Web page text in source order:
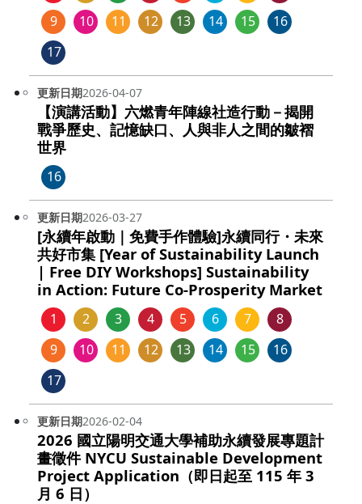
9
10 11 12 13 14 15
16
17
更新日期2026-04-07
【演講活動】六燃青年陣線社造行動－揭開
戰爭歷史、記憶缺口、人與非人之間的皺褶
世界
16
更新日期2026-03-27
[永續年啟動｜免費手作體驗]永續同行・未來
共好市集 [Year of Sustainability Launch
| Free DIY Workshops] Sustainability
in Action: Future Co-Prosperity Market
1 2 3 4 5 6 7
8
9
10 11 12 13 14 15
16
17
更新日期2026-02-04
2026 國立陽明交通大學補助永續發展專題計
畫徵件 NYCU Sustainable Development
Project Application（即日起至 115 年 3
月 6 日）